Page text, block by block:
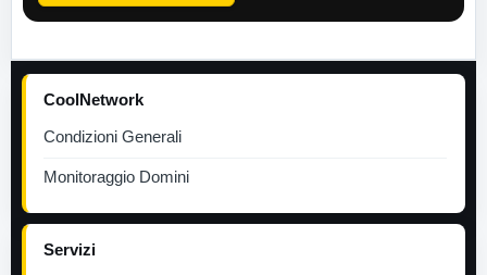
CoolNetwork
Condizioni Generali
Monitoraggio Domini
Servizi